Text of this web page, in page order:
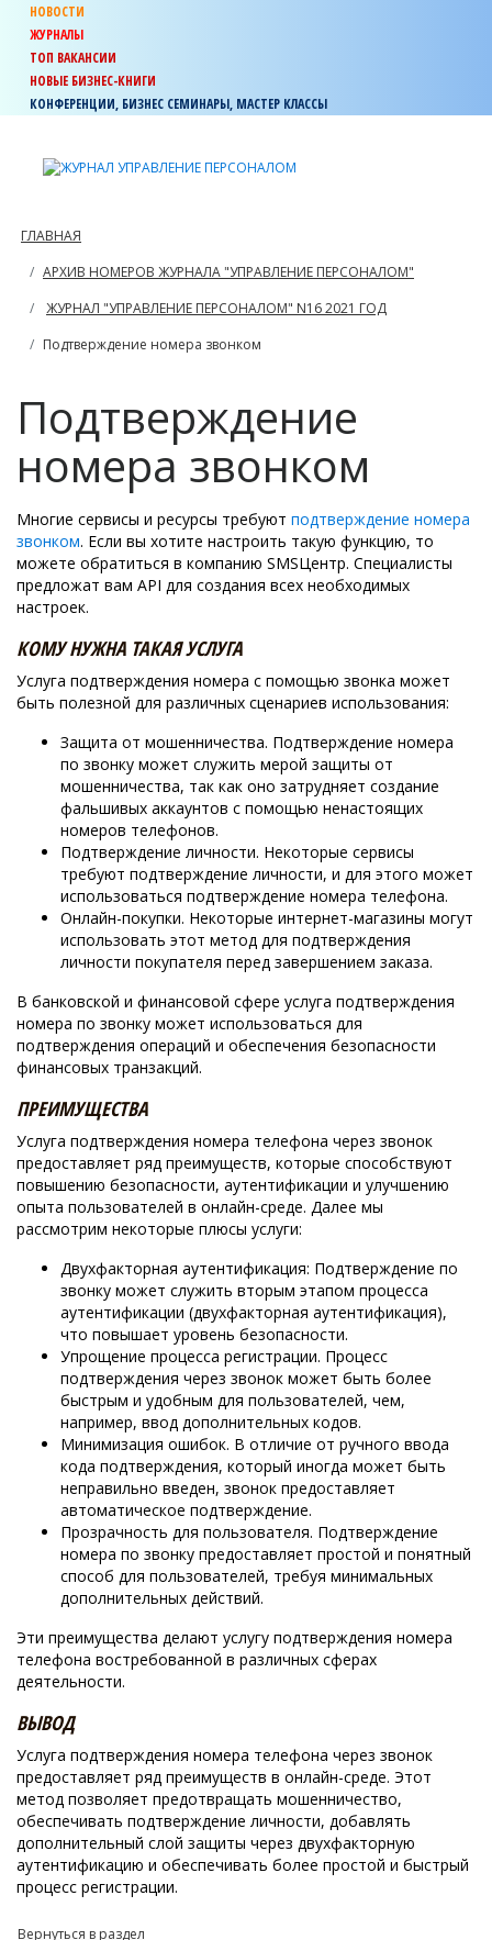
НОВОСТИ
ЖУРНАЛЫ
ТОП ВАКАНСИИ
НОВЫЕ БИЗНЕС-КНИГИ
КОНФЕРЕНЦИИ, БИЗНЕС СЕМИНАРЫ, МАСТЕР КЛАССЫ
ГЛАВНАЯ
АРХИВ НОМЕРОВ ЖУРНАЛА "УПРАВЛЕНИЕ ПЕРСОНАЛОМ"
ЖУРНАЛ "УПРАВЛЕНИЕ ПЕРСОНАЛОМ" N16 2021 ГОД
Подтверждение номера звонком
Подтверждение
номера звонком
Многие сервисы и ресурсы требуют подтверждение номера
звонком. Если вы хотите настроить такую функцию, то
можете обратиться в компанию SMSЦентр. Специалисты
предложат вам API для создания всех необходимых
настроек.
КОМУ НУЖНА ТАКАЯ УСЛУГА
Услуга подтверждения номера с помощью звонка может
быть полезной для различных сценариев использования:
Защита от мошенничества. Подтверждение номера
по звонку может служить мерой защиты от
мошенничества, так как оно затрудняет создание
фальшивых аккаунтов с помощью ненастоящих
номеров телефонов.
Подтверждение личности. Некоторые сервисы
требуют подтверждение личности, и для этого может
использоваться подтверждение номера телефона.
Онлайн-покупки. Некоторые интернет-магазины могут
использовать этот метод для подтверждения
личности покупателя перед завершением заказа.
В банковской и финансовой сфере услуга подтверждения
номера по звонку может использоваться для
подтверждения операций и обеспечения безопасности
финансовых транзакций.
ПРЕИМУЩЕСТВА
Услуга подтверждения номера телефона через звонок
предоставляет ряд преимуществ, которые способствуют
повышению безопасности, аутентификации и улучшению
опыта пользователей в онлайн-среде. Далее мы
рассмотрим некоторые плюсы услуги:
Двухфакторная аутентификация: Подтверждение по
звонку может служить вторым этапом процесса
аутентификации (двухфакторная аутентификация),
что повышает уровень безопасности.
Упрощение процесса регистрации. Процесс
подтверждения через звонок может быть более
быстрым и удобным для пользователей, чем,
например, ввод дополнительных кодов.
Минимизация ошибок. В отличие от ручного ввода
кода подтверждения, который иногда может быть
неправильно введен, звонок предоставляет
автоматическое подтверждение.
Прозрачность для пользователя. Подтверждение
номера по звонку предоставляет простой и понятный
способ для пользователей, требуя минимальных
дополнительных действий.
Эти преимущества делают услугу подтверждения номера
телефона востребованной в различных сферах
деятельности.
ВЫВОД
Услуга подтверждения номера телефона через звонок
предоставляет ряд преимуществ в онлайн-среде. Этот
метод позволяет предотвращать мошенничество,
обеспечивать подтверждение личности, добавлять
дополнительный слой защиты через двухфакторную
аутентификацию и обеспечивать более простой и быстрый
процесс регистрации.
Вернуться в раздел